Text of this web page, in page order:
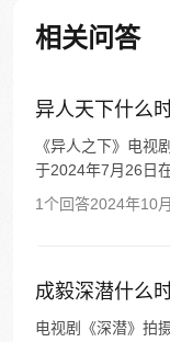
之时
相关问答
异人天下什么
《异人之下》电视
于2024年7月26日
1个回答2024年10
成毅深潜什么
电视剧《深潜》拍